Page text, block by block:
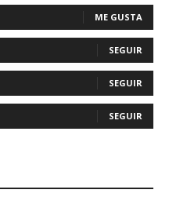
ME GUSTA
SEGUIR
SEGUIR
SEGUIR